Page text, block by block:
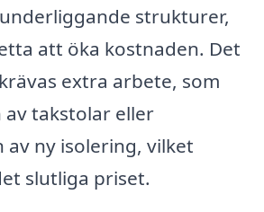
strukturer,
att öka kostnaden. Det
extra arbete, som
takstolar eller
av ny isolering, vilket
slutliga priset.